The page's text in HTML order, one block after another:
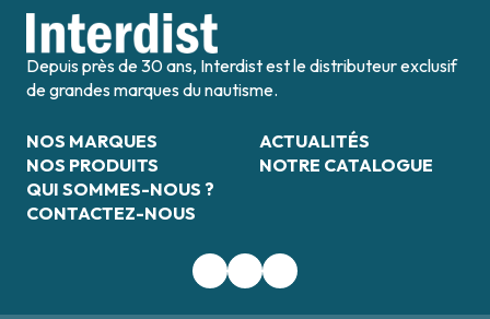
Depuis près de 30 ans, Interdist est le distributeur exclusif
de grandes marques du nautisme.
NOS MARQUES
NOS PRODUITS
QUI SOMMES-NOUS ?
CONTACTEZ-NOUS
ACTUALITÉS
NOTRE CATALOGUE